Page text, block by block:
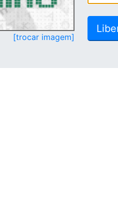
[trocar imagem]